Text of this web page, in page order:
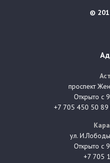
©
проспект
Открыто с
+7 705 450 50
ул.
Открыто с
+7 705